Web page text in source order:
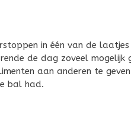
in één van de laatjes
de dag zoveel mogelijk
aan anderen te
bal had.